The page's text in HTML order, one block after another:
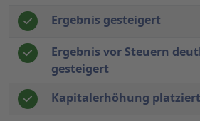
Ergebnis gesteigert
Ergebnis vor Steuern
gesteigert
Kapitalerhöhung platziert